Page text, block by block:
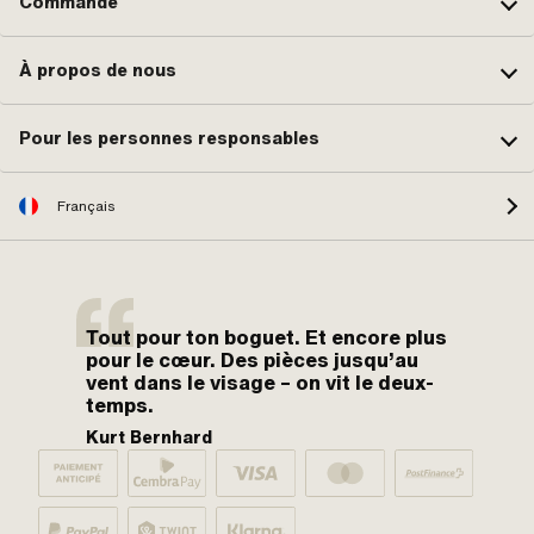
À propos de nous
Pour les personnes responsables
Français
Tout pour ton boguet. Et encore plus
pour le cœur. Des pièces jusqu’au
vent dans le visage – on vit le deux-
temps.
Kurt Bernhard